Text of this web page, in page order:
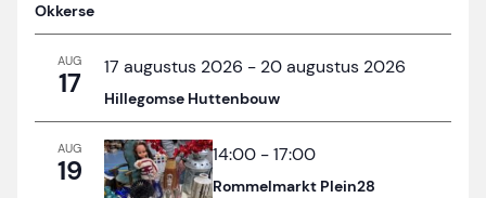
Okkerse
AUG
17 17 augustus 2026 - 20 augustus 2026
Hillegomse Huttenbouw
AUG
19 14:00 -17:00
Rommelmarkt Plein28